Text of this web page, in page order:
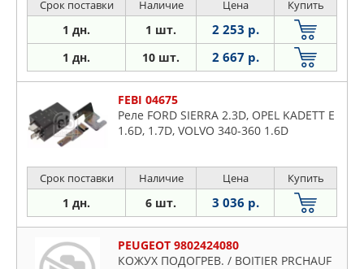
Срок поставки Наличие Цена Купить
1 дн. 1 шт. 2 253 р.
1 дн. 10 шт. 2 667 р.
FEBI 04675
Реле FORD SIERRA 2.3D, OPEL KADETT E
1.6D, 1.7D, VOLVO 340-360 1.6D
Срок поставки Наличие Цена Купить
1 дн. 6 шт. 3 036 р.
PEUGEOT 9802424080
КОЖУХ ПОДОГРЕВ. / BOITIER PRCHAUF